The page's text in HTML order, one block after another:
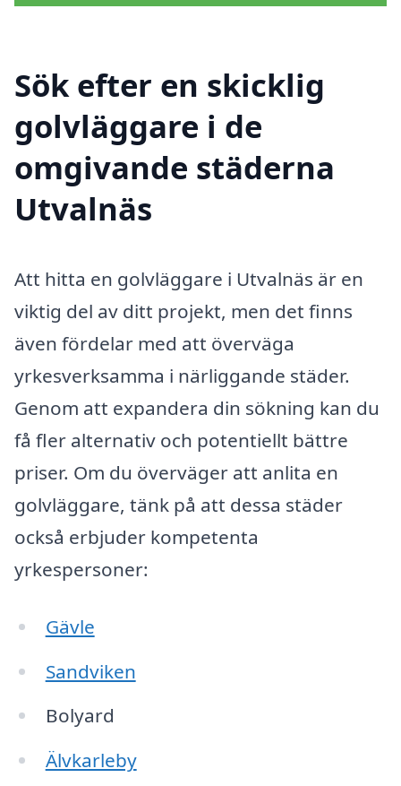
Sök efter en skicklig
golvläggare i de
omgivande städerna
Utvalnäs
Att hitta en golvläggare i Utvalnäs är en
viktig del av ditt projekt, men det finns
även fördelar med att överväga
yrkesverksamma i närliggande städer.
Genom att expandera din sökning kan du
få fler alternativ och potentiellt bättre
priser. Om du överväger att anlita en
golvläggare, tänk på att dessa städer
också erbjuder kompetenta
yrkespersoner:
Gävle
Sandviken
Bolyard
Älvkarleby